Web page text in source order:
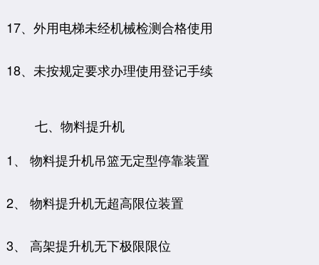
17、外用电梯未经机械检测合格使用
18、未按规定要求办理使用登记手续
七、物料提升机
1、 物料提升机吊篮无定型停靠装置
2、 物料提升机无超高限位装置
3、 高架提升机无下极限限位